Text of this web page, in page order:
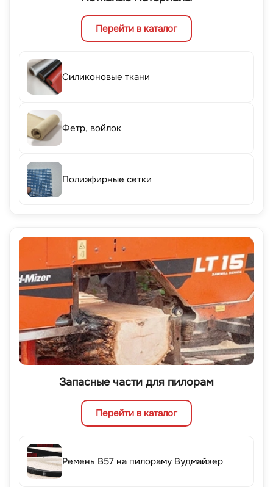
Перейти в каталог
Силиконовые ткани
Фетр, войлок
Полиэфирные сетки
Запасные части для пилорам
Перейти в каталог
Ремень B57 на пилораму Вудмайзер